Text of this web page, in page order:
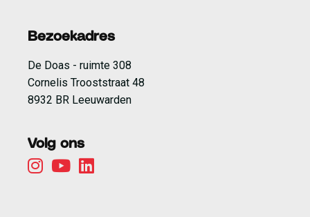
Bezoekadres
De Doas - ruimte 308
Cornelis Trooststraat 48
8932 BR Leeuwarden
Volg ons